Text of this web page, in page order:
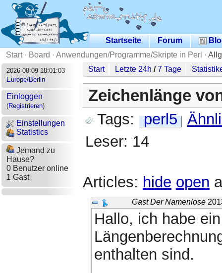
Startseite Forum
Start· Board · Anwendungen/Programme/Skripte in Perl ·
2026-08-09 18:01:03
Europe/Berlin
Einloggen
(Registrieren)
Einstellungen
Statistics
Jemand zu
Hause?
0 Benutzer online
1 Gast
Start Letzte 24h /7 Tage
Zeichenlänge
Tags: perl5
Leser: 14
Articles: hide open
Gast Der Namenlose
Hallo, ich habe
enthalten sind.